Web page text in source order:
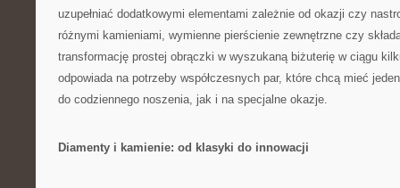
uzupełniać dodatkowymi elementami zależnie od okazji czy
różnymi kamieniami, wymienne pierścienie zewnętrzne czy
transformację prostej obrączki w wyszukaną biżuterię w ciągu
odpowiada na potrzeby współczesnych par, które chcą mieć
do codziennego noszenia, jak i na specjalne okazje.
Diamenty i kamienie: od klasyki do innowacji